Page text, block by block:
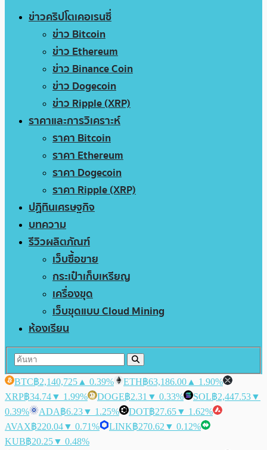
ข่าวคริปโตเคอเรนซี่
ข่าว Bitcoin
ข่าว Ethereum
ข่าว Binance Coin
ข่าว Dogecoin
ข่าว Ripple (XRP)
ราคาและการวิเคราะห์
ราคา Bitcoin
ราคา Ethereum
ราคา Dogecoin
ราคา Ripple (XRP)
ปฏิทินเศรษฐกิจ
บทความ
รีวิวผลิตภัณฑ์
เว็บซื้อขาย
กระเป๋าเก็บเหรียญ
เครื่องขุด
เว็บขุดแบบ Cloud Mining
ห้องเรียน
BTC฿2,140,725 ▲ 0.39% ETH฿63,186.00 ▲ 1.90%
XRP฿34.74▼ 1.99% DOGE฿2.31 ▼ 0.33% SOL฿2,447.53▼
0.39%
ADA฿6.23▼ 1.25% DOT฿27.65▼ 1.62%
AVAX฿220.04▼ 0.71% LINK฿270.62 ▼ 0.12%
KUB฿20.25▼ 0.48%